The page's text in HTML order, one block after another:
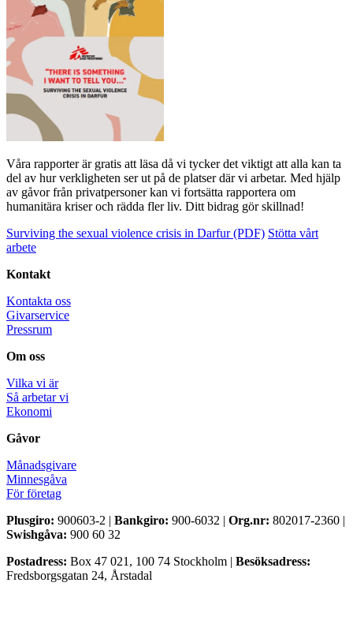
Våra rapporter är gratis att läsa då vi tycker det viktigt att alla kan ta
del av hur verkligheten ser ut på de platser där vi arbetar. Med hjälp
av gåvor från privatpersoner kan vi fortsätta rapportera om
humanitära kriser och rädda fler liv. Ditt bidrag gör skillnad!
Surviving the sexual violence crisis in Darfur (PDF) Stötta vårt
arbete
Kontakt
Kontakta oss
Givarservice
Pressrum
Om oss
Vilka vi är
Så arbetar vi
Ekonomi
Gåvor
Månadsgivare
Minnesgåva
För företag
Plusgiro: 900603-2 | Bankgiro: 900-6032 | Org.nr: 802017-2360 |
Swishgåva: 900 60 32
Postadress: Box 47 021, 100 74 Stockholm | Besöksadress:
Fredsborgsgatan 24, Årstadal